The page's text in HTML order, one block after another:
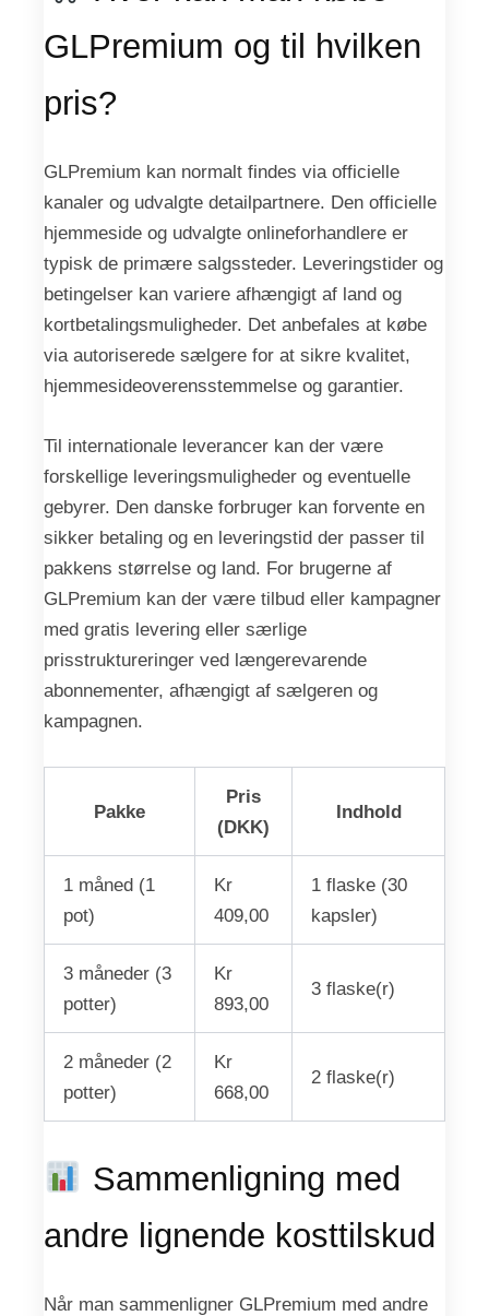
GLPremium og til hvilken
pris?
GLPremium kan normalt findes via officielle
kanaler og udvalgte detailpartnere. Den officielle
hjemmeside og udvalgte onlineforhandlere er
typisk de primære salgssteder. Leveringstider og
betingelser kan variere afhængigt af land og
kortbetalingsmuligheder. Det anbefales at købe
via autoriserede sælgere for at sikre kvalitet,
hjemmesideoverensstemmelse og garantier.
Til internationale leverancer kan der være
forskellige leveringsmuligheder og eventuelle
gebyrer. Den danske forbruger kan forvente en
sikker betaling og en leveringstid der passer til
pakkens størrelse og land. For brugerne af
GLPremium kan der være tilbud eller kampagner
med gratis levering eller særlige
prisstruktureringer ved længerevarende
abonnementer, afhængigt af sælgeren og
kampagnen.
Pakke
Pris
(DKK)
Indhold
1 måned (1
pot)
Kr
409,00
1 flaske (30
kapsler)
3 måneder (3
potter)
Kr
893,00
3 flaske(r)
2 måneder (2
potter)
Kr
668,00
2 flaske(r)
Sammenligning med
andre lignende kosttilskud
Når man sammenligner GLPremium med andre